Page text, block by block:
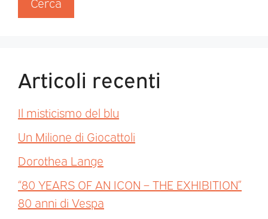
Articoli recenti
Il misticismo del blu
Un Milione di Giocattoli
Dorothea Lange
“80 YEARS OF AN ICON – THE EXHIBITION”
80 anni di Vespa